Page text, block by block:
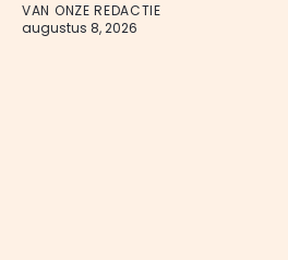
VAN ONZE REDACTIE
augustus 8, 2026